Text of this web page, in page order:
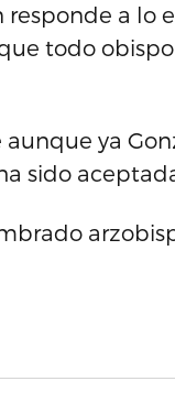
a lo
todo
ya
sido